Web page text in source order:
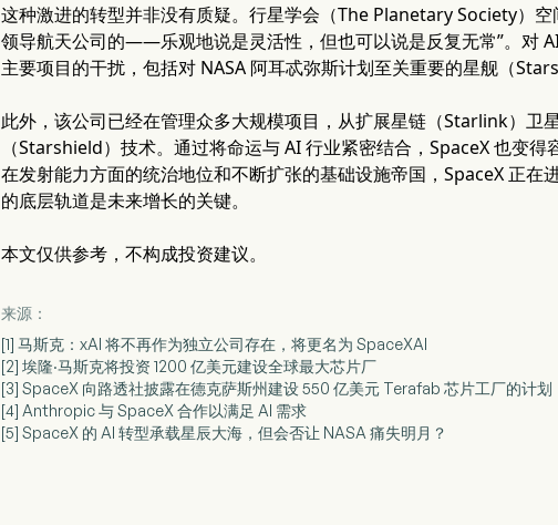
这种激进的转型并非没有质疑。行星学会（The Planetary Society）空
领导航天公司的——乐观地说是灵活性，但也可以说是反复无常”。对
主要项目的干扰，包括对 NASA 阿耳忒弥斯计划至关重要的星舰（
此外，该公司已经在管理众多大规模项目，从扩展星链（Starlink）卫
（Starshield）技术。通过将命运与 AI 行业紧密结合，SpaceX 也变
在发射能力方面的统治地位和不断扩张的基础设施帝国，SpaceX 正在
的底层轨道是未来增长的关键。
本文仅供参考，不构成投资建议。
来源：
[1] 马斯克：xAI 将不再作为独立公司存在，将更名为 SpaceXAI
[2] 埃隆·马斯克将投资 1200 亿美元建设全球最大芯片厂
[3] SpaceX 向路透社披露在德克萨斯州建设 550 亿美元 Terafab 芯片工厂的计划
[4] Anthropic 与 SpaceX 合作以满足 AI 需求
[5] SpaceX 的 AI 转型承载星辰大海，但会否让 NASA 痛失明月？